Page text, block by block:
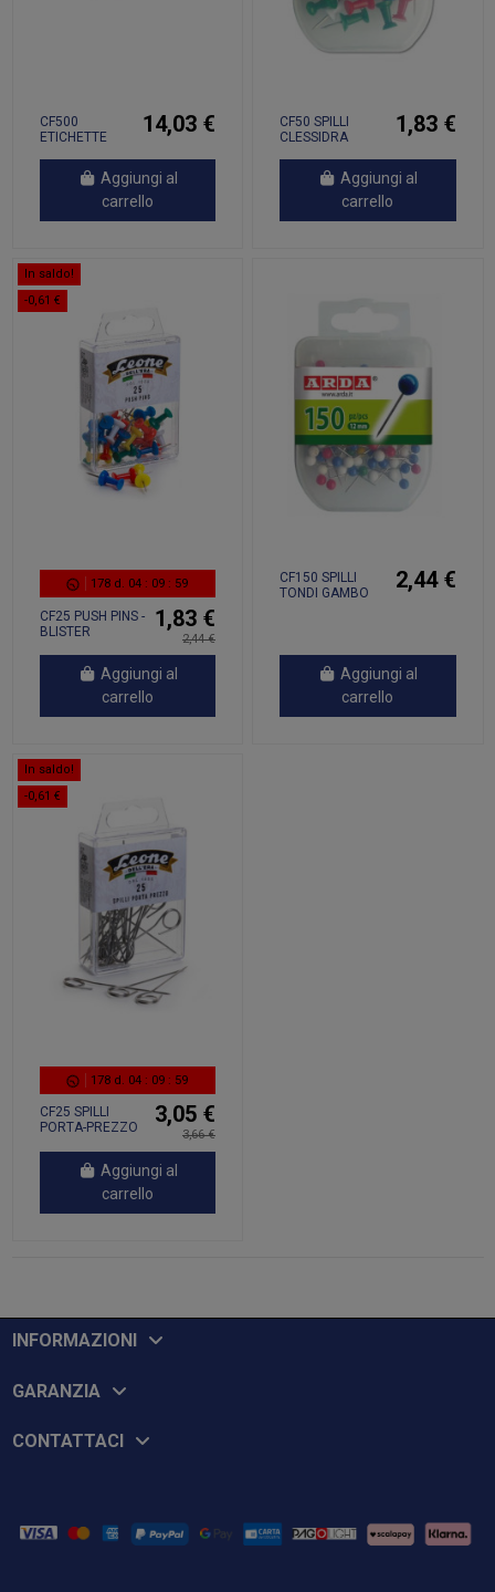
CF500
ETICHETTE
14,03 €
Aggiungi al
carrello
CF50 SPILLI
CLESSIDRA
1,83 €
Aggiungi al
carrello
In saldo!
-0,61 €
178 d. 04 : 09 : 59
CF25 PUSH PINS -
BLISTER
1,83 €
2,44 €
Aggiungi al
carrello
CF150 SPILLI
TONDI GAMBO
2,44 €
Aggiungi al
carrello
In saldo!
-0,61 €
178 d. 04 : 09 : 59
CF25 SPILLI
PORTA-PREZZO
3,05 €
3,66 €
Aggiungi al
carrello
INFORMAZIONI
GARANZIA
CONTATTACI